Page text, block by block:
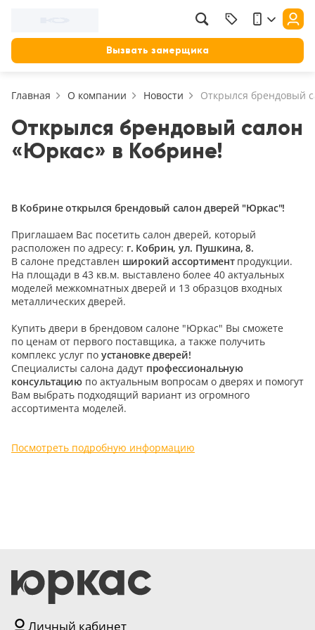
Вызвать замерщика
Главная О компании Новости Открылся брендовый
Открылся брендовый салон
«Юркас» в Кобрине!
В Кобрине открылся брендовый салон дверей "Юркас"!
Приглашаем Вас посетить салон дверей, который
расположен по адресу: г. Кобрин, ул. Пушкина, 8.
В салоне представлен широкий ассортиментпродукции.
На площади в 43 кв.м. выставлено более 40 актуальных
моделей межкомнатных дверей и 13 образцов входных
металлических дверей.
Купить двери в брендовом салоне "Юркас" Вы сможете
по ценам от первого поставщика, а также получить
комплекс услуг по установке дверей!
Специалисты салона дадут профессиональную
консультациюпо актуальным вопросам о дверях и помогут
Вам выбрать подходящий вариант из огромного
ассортимента моделей.
Посмотреть подробную информацию
Личный кабинет
Цена, руб.
от до
Назначение
117
23
На кухню
В детскую
22
В спальню
5
Конструкция
Цаговые
117
Филенчатые
Каркасные
22
Массив сосны
Применить
Сбросить фильтр